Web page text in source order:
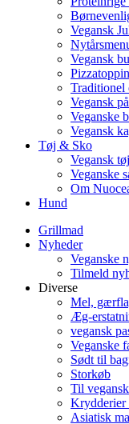
Vegansk
Vegansk
Traditionel
Vegansk
Veganske
Vegansk
Tøj & Sko
Vegansk tøj
Veganske
Om
Hund
Grillmad
Nyheder
Veganske
Tilmeld
Diverse
Mel,
Æg-
vegansk
Veganske
Sødt til
Storkøb
Til
Krydderier
Asiatisk